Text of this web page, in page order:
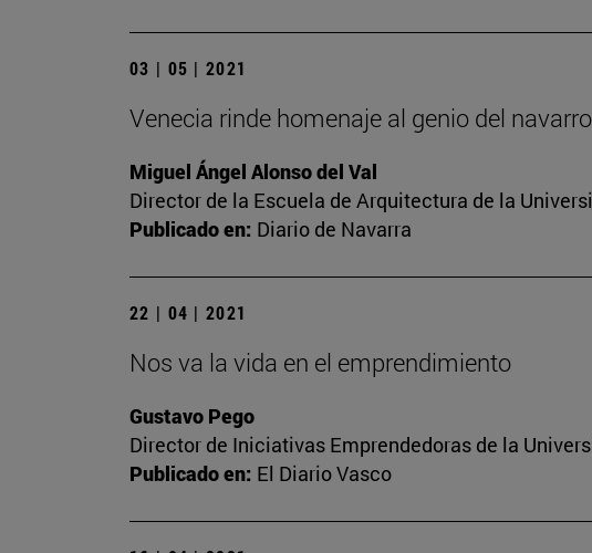
03 | 05 | 2021
Venecia rinde homenaje al genio del
Miguel Ángel Alonso del Val
Director de la Escuela de Arquitectura de la
Publicado en: Diario de Navarra
22 | 04 | 2021
Nos va la vida en el emprendimiento
Gustavo Pego
Director de Iniciativas Emprendedoras de la
Publicado en: El Diario Vasco